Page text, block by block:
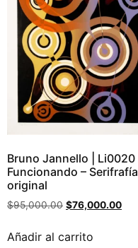
Bruno Jannello | Li0020 |
Funcionando – Serifrafía
original
$95,000.00 $76,000.00
Añadir al carrito